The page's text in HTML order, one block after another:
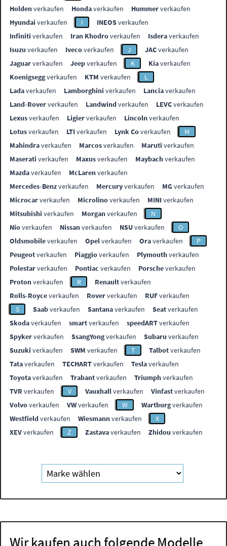
Holdenverkaufen Hondaverkaufen Hummerverkaufen
Hyundai verkaufen I INEOSverkaufen
Infiniti verkaufen Iran Khodroverkaufen Isderaverkaufen
Isuzu verkaufen Ivecoverkaufen J JACverkaufen
Jaguarverkaufen Jeepverkaufen K Kiaverkaufen
Koenigseggverkaufen KTM verkaufen
L
Ladaverkaufen Lamborghini verkaufen Lanciaverkaufen
Land-Roververkaufen Landwindverkaufen LEVCverkaufen
Lexusverkaufen Ligierverkaufen Lincolnverkaufen
Lotusverkaufen LTIverkaufen Lynk Coverkaufen
M
Mahindraverkaufen Marcosverkaufen Maruti verkaufen
Maserati verkaufen Maxusverkaufen Maybachverkaufen
Mazdaverkaufen McLarenverkaufen
Mercedes-Benzverkaufen Mercuryverkaufen MGverkaufen
Microcarverkaufen Microlinoverkaufen MINIverkaufen
Mitsubishi verkaufen Morganverkaufen
N
Nioverkaufen Nissanverkaufen NSUverkaufen
O
Oldsmobileverkaufen Opelverkaufen Oraverkaufen
P
Peugeotverkaufen Piaggioverkaufen Plymouthverkaufen
Polestarverkaufen Pontiac verkaufen Porscheverkaufen
Protonverkaufen R Renaultverkaufen
Rolls-Royceverkaufen Roververkaufen RUFverkaufen
S
Saabverkaufen Santanaverkaufen Seatverkaufen
Skodaverkaufen smartverkaufen speedARTverkaufen
Spykerverkaufen SsangYongverkaufen Subaru verkaufen
Suzuki verkaufen SWM verkaufen T Talbotverkaufen
Tataverkaufen TECHARTverkaufen Teslaverkaufen
Toyotaverkaufen Trabantverkaufen Triumphverkaufen
TVR verkaufen V Vauxhallverkaufen Vinfastverkaufen
Volvoverkaufen VWverkaufen W Wartburgverkaufen
Westfieldverkaufen Wiesmannverkaufen
X
XEVverkaufen Z Zastavaverkaufen Zhidou verkaufen
Wir kaufen auch folgende Modelle